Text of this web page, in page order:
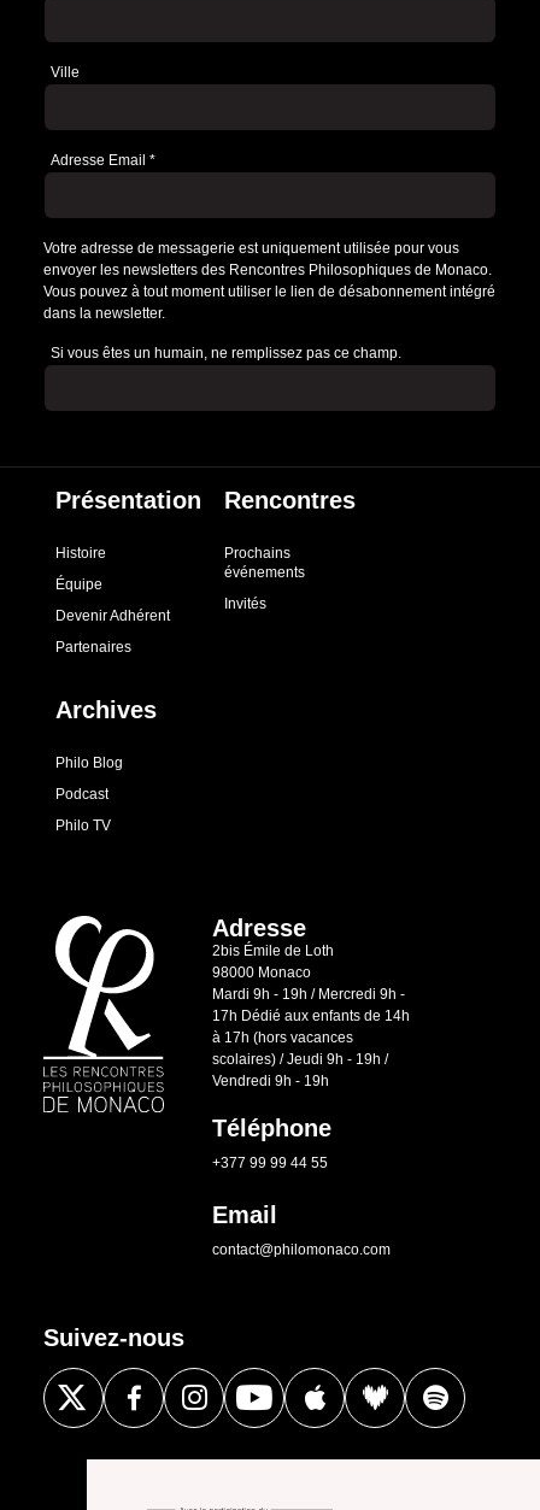
Ville
Adresse Email *
Votre adresse de messagerie est uniquement utilisée pour vous
envoyer les newsletters des Rencontres Philosophiques de Monaco.
Vous pouvez à tout moment utiliser le lien de désabonnement intégré
dans la newsletter.
Si vous êtes un humain, ne remplissez pas ce champ.
Présentation
Histoire
Équipe
Devenir Adhérent
Partenaires
Rencontres
Prochains
événements
Invités
Archives
Philo Blog
Podcast
Philo TV
Adresse
2bis Émile de Loth
98000 Monaco
Mardi 9h - 19h / Mercredi 9h -
17h Dédié aux enfants de 14h
à 17h (hors vacances
scolaires) / Jeudi 9h - 19h /
Vendredi 9h - 19h
Téléphone
+377 99 99 44 55
Email
contact@philomonaco.com
Suivez-nous